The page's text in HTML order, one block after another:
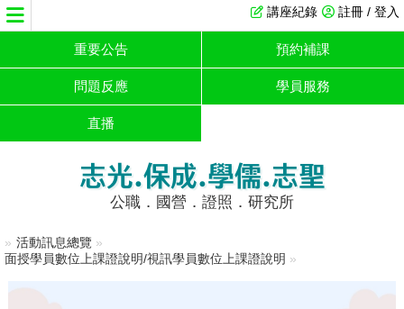
註冊 / 登入
講座紀錄
重要公告 預約補課
問題反應 學員服務
直播
志光.保成.學儒.志聖
公職．國營．證照．研究所
» 活動訊息總覽 »
面授學員數位上課證說明/視訊學員數位上課證說明 »